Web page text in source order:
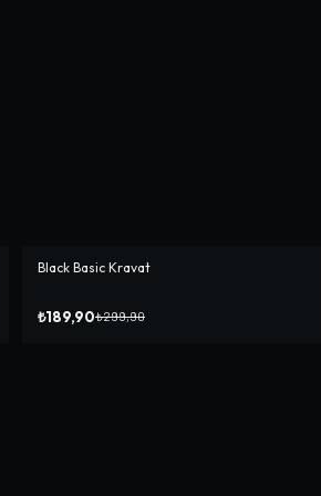
-%37
Black Basic Kravat
₺189,90₺299,90